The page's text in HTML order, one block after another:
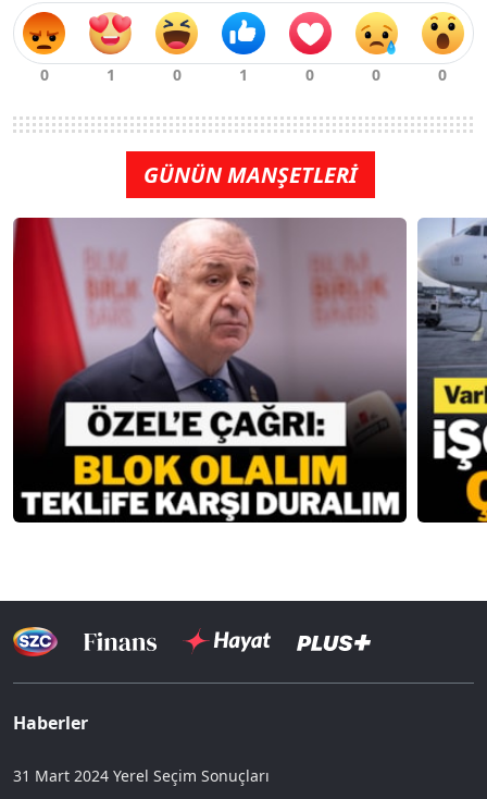
GÜNÜN MANŞETLERİ
Haberler
31 Mart 2024 Yerel Seçim Sonuçları